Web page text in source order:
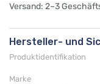
Versand: 2–3
Hersteller- und
Produktidentifikation
Marke